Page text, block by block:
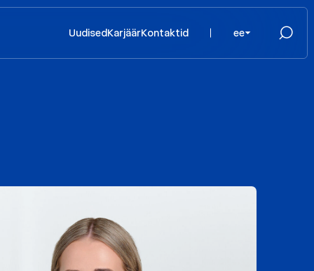
UudisedKarjäärKontaktid ee